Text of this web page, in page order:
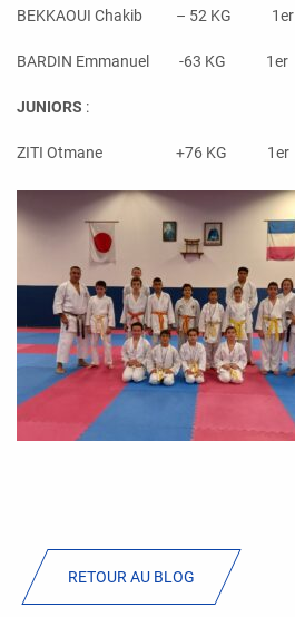
BEKKAOUI Chakib – 52 KG 1er
BARDIN Emmanuel -63 KG 1er
JUNIORS :
ZITI Otmane +76 KG 1er
RETOUR AU BLOG